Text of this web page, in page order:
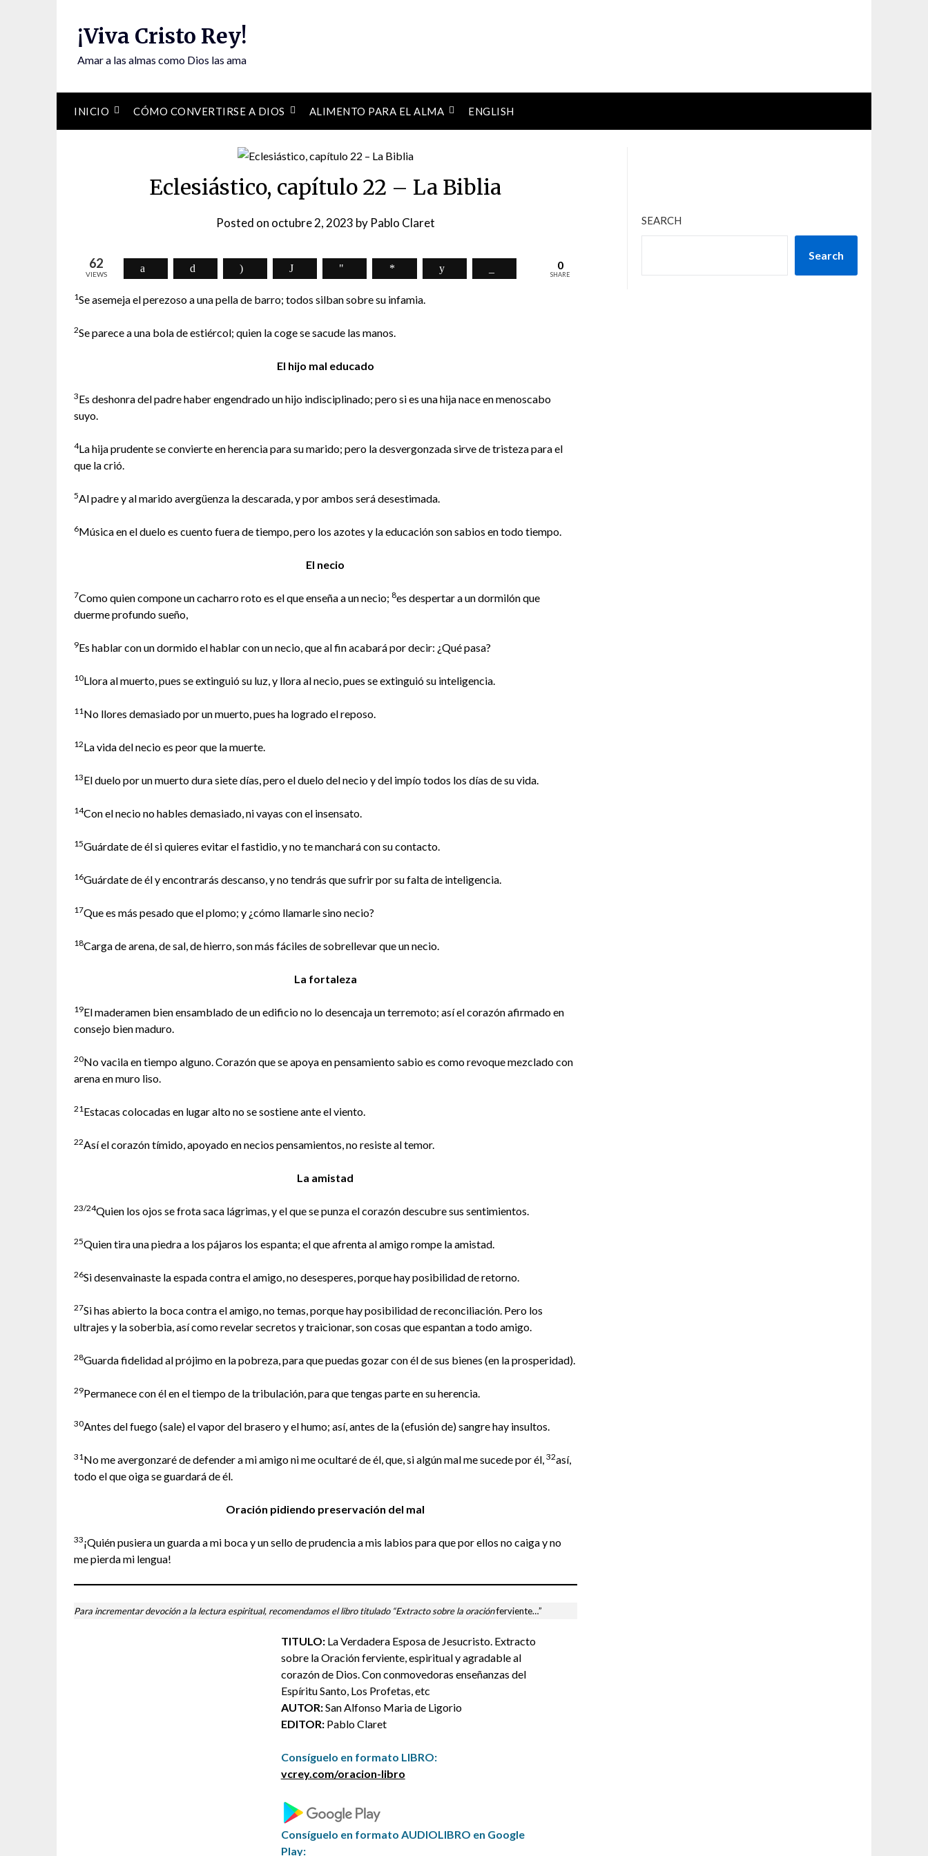
¡Viva Cristo Rey!
Amar a las almas como Dios las ama
INICIO CÓMO CONVERTIRSE A DIOS ALIMENTO PARA EL ALMA ENGLISH
Eclesiástico, capítulo 22 – La Biblia
Posted on octubre 2, 2023 by Pablo Claret
62
VIEWS
0
SHARE
1Se asemeja el perezoso a una pella de barro; todos silban sobre su infamia.
2Se parece a una bola de estiércol; quien la coge se sacude las manos.
El hijo mal educado
3Es deshonra del padre haber engendrado un hijo indisciplinado; pero si es una hija nace en menoscabo
suyo.
4La hija prudente se convierte en herencia para su marido; pero la desvergonzada sirve de tristeza para el
que la crió.
5Al padre y al marido avergüenza la descarada, y por ambos será desestimada.
6Música en el duelo es cuento fuera de tiempo, pero los azotes y la educación son sabios en todo tiempo.
El necio
7Como quien compone un cacharro roto es el que enseña a un necio; 8es despertar a un dormilón que
duerme profundo sueño,
9Es hablar con un dormido el hablar con un necio, que al fin acabará por decir: ¿Qué pasa?
10Llora al muerto, pues se extinguió su luz, y llora al necio, pues se extinguió su inteligencia.
11No llores demasiado por un muerto, pues ha logrado el reposo.
12La vida del necio es peor que la muerte.
13El duelo por un muerto dura siete días, pero el duelo del necio y del impío todos los días de su vida.
14Con el necio no hables demasiado, ni vayas con el insensato.
15Guárdate de él si quieres evitar el fastidio, y no te manchará con su contacto.
16Guárdate de él y encontrarás descanso, y no tendrás que sufrir por su falta de inteligencia.
17Que es más pesado que el plomo; y ¿cómo llamarle sino necio?
18Carga de arena, de sal, de hierro, son más fáciles de sobrellevar que un necio.
La fortaleza
19El maderamen bien ensamblado de un edificio no lo desencaja un terremoto; así el corazón afirmado en
consejo bien maduro.
20No vacila en tiempo alguno. Corazón que se apoya en pensamiento sabio es como revoque mezclado con
arena en muro liso.
21Estacas colocadas en lugar alto no se sostiene ante el viento.
22Así el corazón tímido, apoyado en necios pensamientos, no resiste al temor.
La amistad
23/24Quien los ojos se frota saca lágrimas, y el que se punza el corazón descubre sus sentimientos.
25Quien tira una piedra a los pájaros los espanta; el que afrenta al amigo rompe la amistad.
26Si desenvainaste la espada contra el amigo, no desesperes, porque hay posibilidad de retorno.
27Si has abierto la boca contra el amigo, no temas, porque hay posibilidad de reconciliación. Pero los
ultrajes y la soberbia, así como revelar secretos y traicionar, son cosas que espantan a todo amigo.
28Guarda fidelidad al prójimo en la pobreza, para que puedas gozar con él de sus bienes (en la prosperidad).
29Permanece con él en el tiempo de la tribulación, para que tengas parte en su herencia.
30Antes del fuego (sale) el vapor del brasero y el humo; así, antes de la (efusión de) sangre hay insultos.
31No me avergonzaré de defender a mi amigo ni me ocultaré de él, que, si algún mal me sucede por él, 32así,
todo el que oiga se guardará de él.
Oración pidiendo preservación del mal
33¡Quién pusiera un guarda a mi boca y un sello de prudencia a mis labios para que por ellos no caiga y no
me pierda mi lengua!
Para incrementar devoción a la lectura espiritual, recomendamos el libro titulado “Extracto sobre la oraciónferviente…”
TITULO:La Verdadera Esposa de Jesucristo. Extracto
sobre la Oración ferviente, espiritual y agradable al
corazón de Dios. Con conmovedoras enseñanzas del
Espíritu Santo, Los Profetas, etc
AUTOR:San Alfonso Maria de Ligorio
EDITOR:Pablo Claret
Consíguelo en formato LIBRO:
vcrey.com/oracion-libro
Consíguelo en formato AUDIOLIBRO en Google
Play:
SEARCH
Search